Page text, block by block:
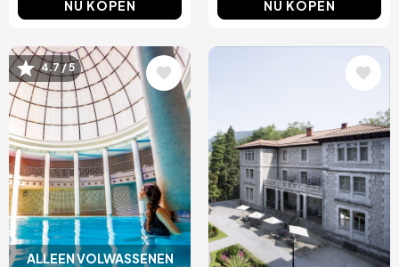
NU KOPEN NU KOPEN
ALLEEN VOLWASSENEN
Afbeelding
4.7 / 5